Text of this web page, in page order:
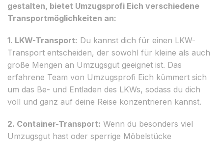
gestalten, bietet Umzugsprofi Eich verschiedene
Transportmöglichkeiten an:
1. LKW-Transport: Du kannst dich für einen LKW-
Transport entscheiden, der sowohl für kleine als auch
große Mengen an Umzugsgut geeignet ist. Das
erfahrene Team von Umzugsprofi Eich kümmert sich
um das Be- und Entladen des LKWs, sodass du dich
voll und ganz auf deine Reise konzentrieren kannst.
2. Container-Transport: Wenn du besonders viel
Umzugsgut hast oder sperrige Möbelstücke